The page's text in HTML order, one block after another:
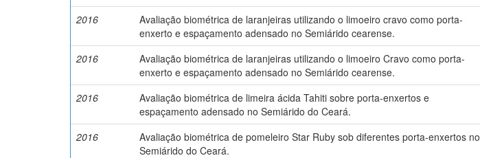
2016
Avaliação biométrica de laranjeiras utilizando o limoeiro cravo como porta-
enxerto e espaçamento adensado no Semiárido cearense.
2016
Avaliação biométrica de laranjeiras utilizando o limoeiro Cravo como porta-
enxerto e espaçamento adensado no Semiárido cearense.
2016
Avaliação biométrica de limeira ácida Tahiti sobre porta-enxertos e
espaçamento adensado no Semiárido do Ceará.
2016
Avaliação biométrica de pomeleiro Star Ruby sob diferentes porta-enxertos no
Semiárido do Ceará.